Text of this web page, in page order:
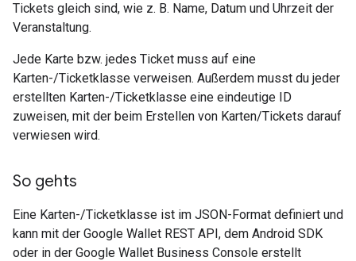
Tickets gleich sind, wie z. B. Name, Datum und Uhrzeit der
Veranstaltung.
Jede Karte bzw. jedes Ticket muss auf eine
Karten-/Ticketklasse verweisen. Außerdem musst du jeder
erstellten Karten-/Ticketklasse eine eindeutige ID
zuweisen, mit der beim Erstellen von Karten/Tickets darauf
verwiesen wird.
So gehts
Eine Karten-/Ticketklasse ist im JSON-Format definiert und
kann mit der Google Wallet REST API, dem Android SDK
oder in der Google Wallet Business Console erstellt